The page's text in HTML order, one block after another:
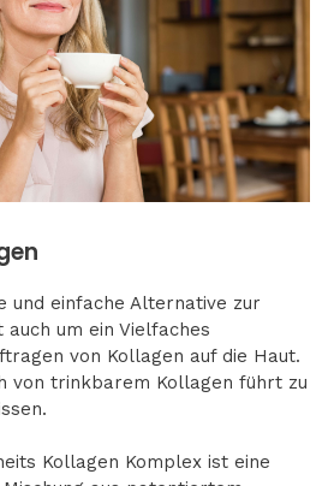
und einfache Alternative zur
auch um ein Vielfaches
von Kollagen auf die Haut.
von trinkbarem Kollagen führt zu
Kollagen Komplex ist eine